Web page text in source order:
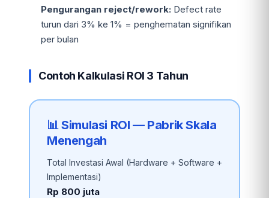
Pengurangan reject/rework: Defect rate
turun dari 3% ke 1% = penghematan signifikan
per bulan
Contoh Kalkulasi ROI 3 Tahun
📊 Simulasi ROI — Pabrik Skala
Menengah
Total Investasi Awal (Hardware + Software +
Implementasi)
Rp 800 juta